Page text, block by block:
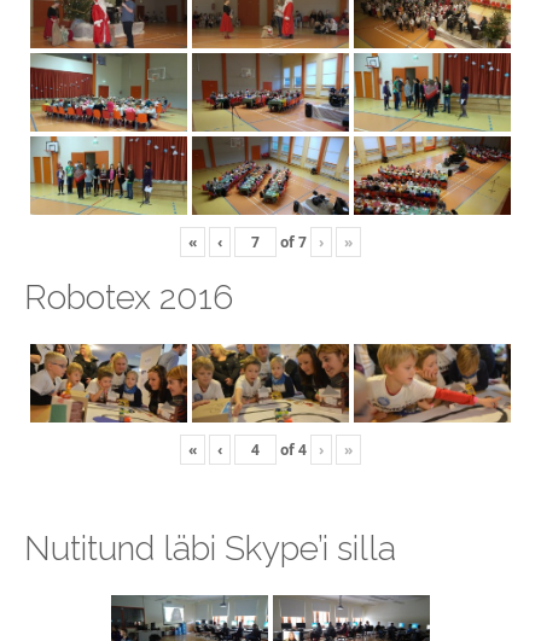
« ‹ of7 › »
Robotex 2016
« ‹ of4 › »
Nutitund läbi Skype’i silla